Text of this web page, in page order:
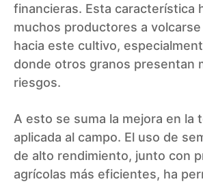
financieras. Esta característica
muchos productores a
hacia este cultivo,
donde otros granos presentan
riesgos.
A esto se suma la mejora en la
aplicada al campo. El uso de
de alto rendimiento, junto con
agrícolas más eficientes, ha